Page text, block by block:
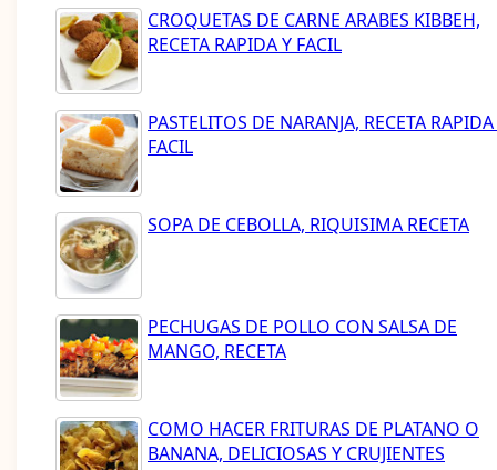
CROQUETAS DE CARNE ARABES KIBBEH,
RECETA RAPIDA Y FACIL
PASTELITOS DE NARANJA, RECETA
FACIL
SOPA DE CEBOLLA, RIQUISIMA RECETA
PECHUGAS DE POLLO CON SALSA DE
MANGO, RECETA
COMO HACER FRITURAS DE PLATANO O
BANANA, DELICIOSAS Y CRUJIENTES